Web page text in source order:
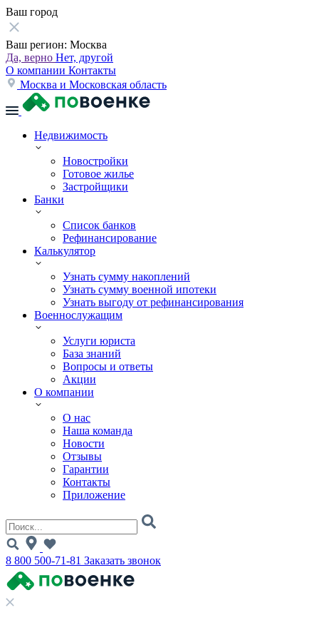
Ваш город
Ваш регион: Москва
Да, верно Нет, другой
О компании Контакты
Москва и Московская область
Недвижимость
Новостройки
Готовое жилье
Застройщики
Банки
Список банков
Рефинансирование
Калькулятор
Узнать сумму накоплений
Узнать сумму военной ипотеки
Узнать выгоду от рефинансирования
Военнослужащим
Услуги юриста
База знаний
Вопросы и ответы
Акции
О компании
О нас
Наша команда
Новости
Отзывы
Гарантии
Контакты
Приложение
8 800 500-71-81 Заказать звонок